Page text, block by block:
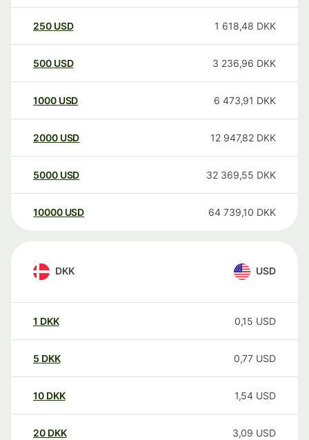
250 USD 1 618,48 DKK
500 USD 3 236,96 DKK
1000 USD 6 473,91 DKK
2000 USD 12 947,82 DKK
5000 USD 32 369,55 DKK
10000 USD 64 739,10 DKK
DKK USD
1 DKK 0,15 USD
5 DKK 0,77 USD
10 DKK 1,54 USD
20 DKK 3,09 USD